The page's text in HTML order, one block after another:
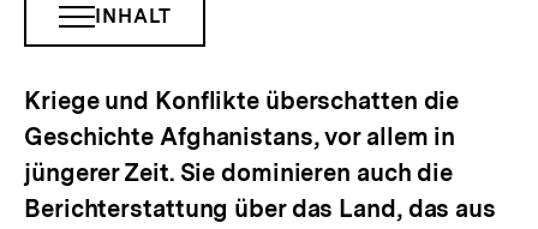
INHALTSNAVIGATION
ÖFFNEN
INHALT
Kriege und Konflikte überschatten die
Geschichte Afghanistans, vor allem in
jüngerer Zeit. Sie dominieren auch die
Berichterstattung über das Land, das aus